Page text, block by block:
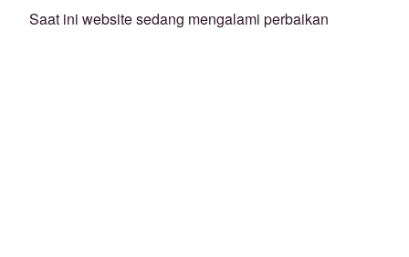
Saat ini website sedang mengalami perbaikan